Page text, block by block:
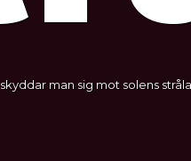
man sig mot solens